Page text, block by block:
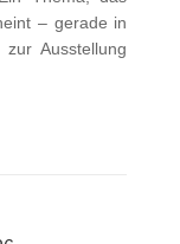
– gerade in
Ausstellung